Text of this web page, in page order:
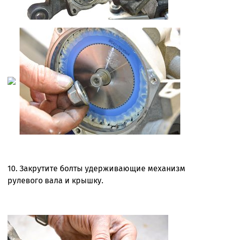
10. Закрутите болты удерживающие механизм
рулевого вала и крышку.